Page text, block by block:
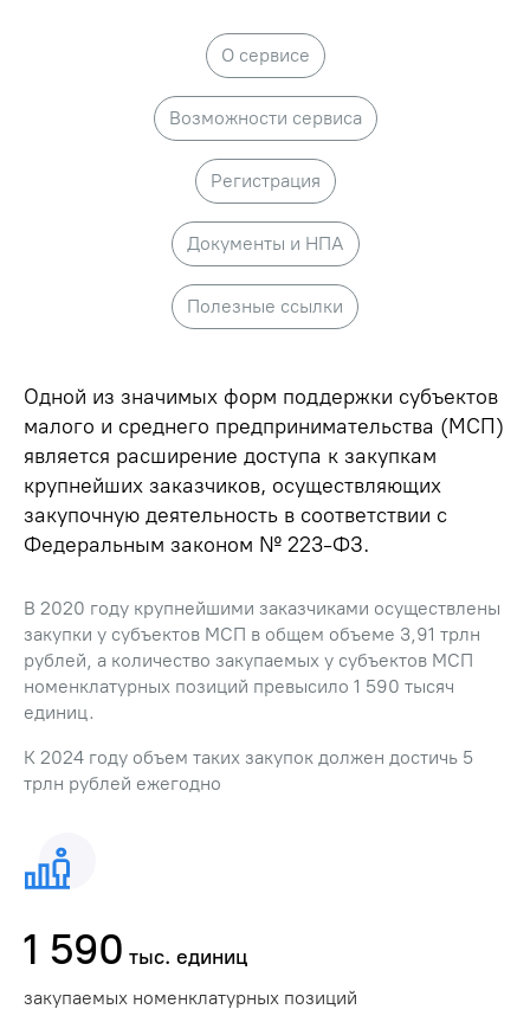
О сервисе
Возможности сервиса
Регистрация
Документы и НПА
Полезные ссылки
Одной из значимых форм поддержки субъектов
малого и среднего предпринимательства (МСП)
является расширение доступа к закупкам
крупнейших заказчиков, осуществляющих
закупочную деятельность в соответствии с
Федеральным законом № 223-ФЗ.
В 2020 году крупнейшими заказчиками осуществлены
закупки у субъектов МСП в общем объеме 3,91 трлн
рублей, а количество закупаемых у субъектов МСП
номенклатурных позиций превысило 1 590 тысяч
единиц.
К 2024 году объем таких закупок должен достичь 5
трлн рублей ежегодно
1 590 тыс. единиц
закупаемых номенклатурных позиций